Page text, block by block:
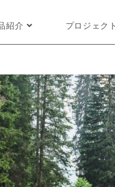
紹介 プロジェク